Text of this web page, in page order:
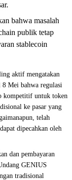
bahwa masalah
publik tetap
stablecoin
aktif mengatakan
8 Mei bahwa regulasi
kompetitif untuk token
ke pasar yang
telah
dipecahkan oleh
dan pembayaran
GENIUS
tradisional